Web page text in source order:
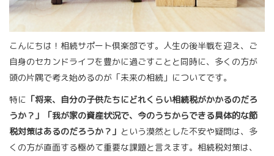
こんにちは！相続サポート倶楽部です。人生の後半戦を迎え、ご
自身のセカンドライフを豊かに過ごすことと同時に、多くの方が
頭の片隅で考え始めるのが「未来の相続」についてです。
特に 「将来、自分の子供たちにどれくらい相続税がかかるのだろ
うか？」「我が家の資産状況で、今のうちからできる具体的な節
税対策はあるのだろうか？」 という漠然とした不安や疑問は、多
くの方が直面する極めて重要な課題と言えます。相続税対策は、